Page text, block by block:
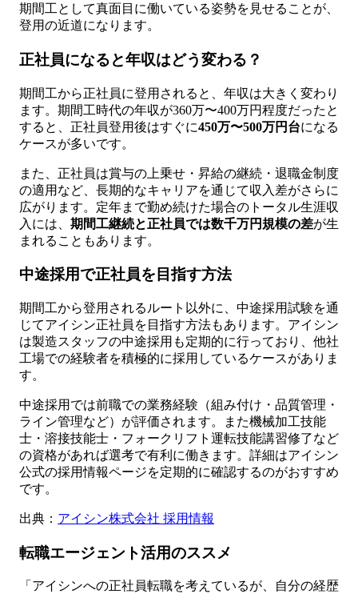
期間工として真面目に働いている姿勢を見せることが、
登用の近道になります。
正社員になると年収はどう変わる？
期間工から正社員に登用されると、年収は大きく変わり
ます。期間工時代の年収が360万〜400万円程度だったと
すると、正社員登用後はすぐに450万〜500万円台になる
ケースが多いです。
また、正社員は賞与の上乗せ・昇給の継続・退職金制度
の適用など、長期的なキャリアを通じて収入差がさらに
広がります。定年まで勤め続けた場合のトータル生涯収
入には、 期間工継続と正社員では数千万円規模の差が生
まれることもあります。
中途採用で正社員を目指す方法
期間工から登用されるルート以外に、中途採用試験を通
じてアイシン正社員を目指す方法もあります。アイシン
は製造スタッフの中途採用も定期的に行っており、他社
工場での経験者を積極的に採用しているケースがありま
す。
中途採用では前職での業務経験（組み付け・品質管理・
ライン管理など）が評価されます。また機械加工技能
士・溶接技能士・フォークリフト運転技能講習修了など
の資格があれば選考で有利に働きます。詳細はアイシン
公式の採用情報ページを定期的に確認するのがおすすめ
です。
出典： アイシン株式会社 採用情報
転職エージェント活用のススメ
「アイシンへの正社員転職を考えているが、自分の経歴